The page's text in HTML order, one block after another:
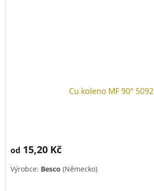
Cu koleno MF 90° 5092
od 15,20 Kč
Výrobce: Besco (Německo)